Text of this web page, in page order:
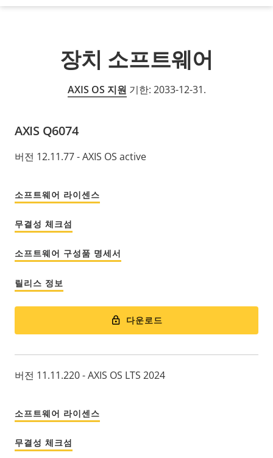
장치 소프트웨어
AXIS OS 지원 기한: 2033-12-31.
AXIS Q6074
버전 12.11.77 - AXIS OS active
소프트웨어 라이센스
무결성 체크섬
소프트웨어 구성품 명세서
릴리스 정보
다운로드
버전 11.11.220 - AXIS OS LTS 2024
소프트웨어 라이센스
무결성 체크섬